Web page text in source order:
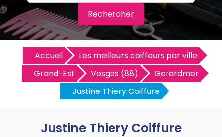
Rechercher
Accueil
Les meilleurs coiffeurs par ville
Grand-Est
Vosges (88)
Gerardmer
Justine Thiery Coiffure
Justine Thiery Coiffure